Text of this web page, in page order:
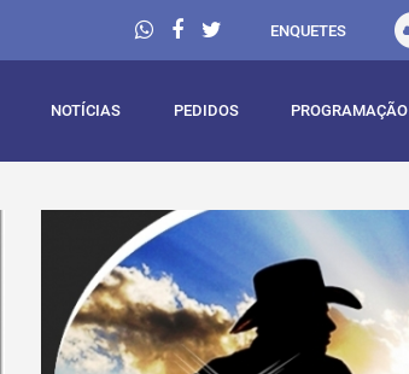
ENQUETES
NOTÍCIAS PEDIDOS PROGRAMAÇÃO